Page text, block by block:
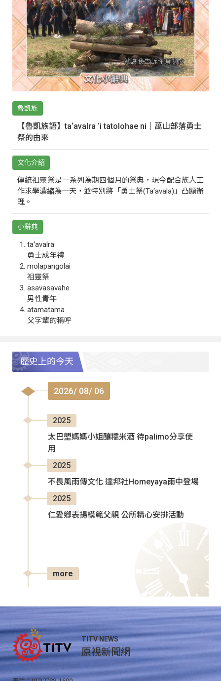
魯凱族
【魯凱族語】ta‘avalra ‘i tatolohae ni｜萬山部落勇士
祭的由來
文化介紹
傳統祖靈祭是一系列為期四個月的祭典，現今配合族人工
作求學濃縮為一天，並特別將「勇士祭(Ta‘avala)」凸顯辦
理。
小辭典
ta‘avalra
勇士成年禮
molapangolai
祖靈祭
asavasavahe
男性青年
atamatama
父字輩的稱呼
歷史上的今天
2026/ 08/ 06
2025
太巴塱媽媽小姐釀糯米酒 待palimo分享使
用
2025
不畏風雨傳文化 達邦社Homeyaya雨中登場
2025
仁愛鄉表揚模範父親 公所精心安排活動
more
TITV NEWS
原視新聞網